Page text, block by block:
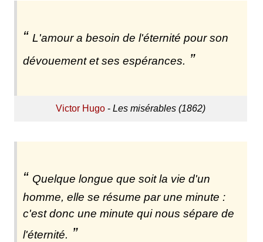
L'amour a besoin de l'éternité pour son
dévouement et ses espérances.
Victor Hugo- Les misérables (1862)
Quelque longue que soit la vie d'un
homme, elle se résume par une minute :
c'est donc une minute qui nous sépare de
l'éternité.